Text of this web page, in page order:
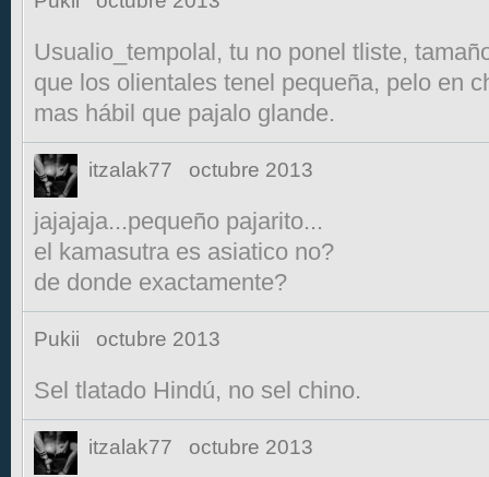
Usualio_tempolal, tu no ponel tliste,
que los olientales tenel pequeña, pelo en
mas hábil que pajalo glande.
itzalak77 octubre 2013
jajajaja...pequeño pajarito...
el kamasutra es asiatico no?
de donde exactamente?
Pukii octubre 2013
Sel tlatado Hindú, no sel chino.
itzalak77 octubre 2013